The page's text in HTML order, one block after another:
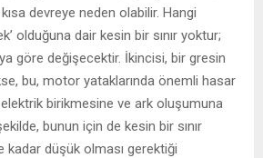
devreye neden olabilir. Hangi
olduğuna dair kesin bir sınır yoktur;
göre değişecektir. İkincisi, bir gresin
bu, motor yataklarında önemli hasar
birikmesine ve ark oluşumuna
bunun için de kesin bir sınır
kadar düşük olması gerektiği